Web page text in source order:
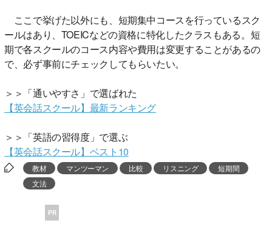
ここで挙げた以外にも、短期集中コースを行っているスク
ールはあり、TOEICなどの資格に特化したクラスもある。短
期で各スクールのコース内容や費用は変更することがあるの
で、必ず事前にチェックしてもらいたい。
＞＞「通いやすさ」で選ばれた
【英会話スクール】最新ランキング
＞＞「英語の習得度」で選ぶ
【英会話スクール】ベスト10
教材 マンツーマン 比較 リスニング
短期間
文法
PR